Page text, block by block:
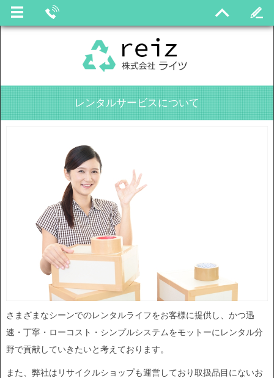
レンタルサービスについて
さまざまなシーンでのレンタルライフをお客様に提供し、かつ迅
速・丁寧・ローコスト・シンプルシステムをモットーにレンタル分
野で貢献していきたいと考えております。
また、弊社はリサイクルショップも運営しており取扱品目にないお